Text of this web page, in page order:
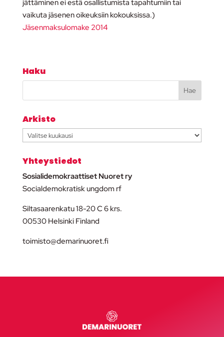
jättäminen ei estä osallistumista tapahtumiin tai
vaikuta jäsenen oikeuksiin kokouksissa.)
Jäsenmaksulomake 2014
Haku
Arkisto
Arkisto
Yhteystiedot
Sosialidemokraattiset Nuoret ry
Socialdemokratisk ungdom rf
Siltasaarenkatu 18-20 C 6 krs.
00530 Helsinki Finland
toimisto@demarinuoret.fi